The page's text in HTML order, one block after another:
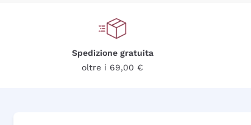
Spedizione gratuita
oltre i 69,00 €